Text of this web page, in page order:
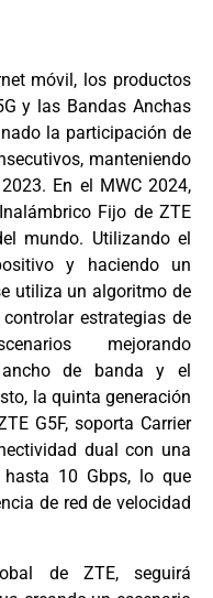
móvil, los productos
y las Bandas Anchas
la participación de
manteniendo
En el MWC 2024,
Fijo de ZTE
mundo. Utilizando el
y haciendo un
utiliza un algoritmo de
estrategias de
mejorando
de banda y el
la quinta generación
G5F, soporta Carrier
dual con una
10 Gbps, lo que
de red de velocidad
de ZTE, seguirá